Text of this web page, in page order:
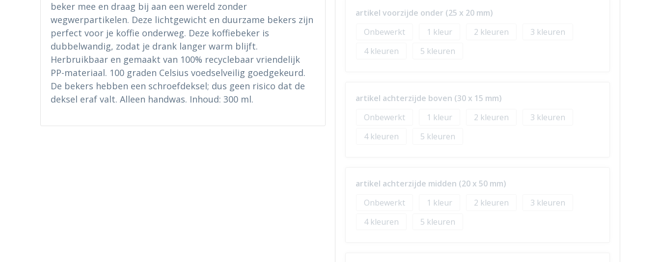
beker mee en draag bij aan een wereld zonder
wegwerpartikelen. Deze lichtgewicht en duurzame bekers zijn
perfect voor je koffie onderweg. Deze koffiebeker is
dubbelwandig, zodat je drank langer warm blijft.
Herbruikbaar en gemaakt van 100% recyclebaar vriendelijk
PP-materiaal. 100 graden Celsius voedselveilig goedgekeurd.
De bekers hebben een schroefdeksel; dus geen risico dat de
deksel eraf valt. Alleen handwas. Inhoud: 300 ml.
artikel voorzijde onder (25 x 20 mm)
Onbewerkt
1 2
3
4
5
artikel achterzijde boven (30 x 15 mm)
Onbewerkt
1 2
3
4
5
artikel achterzijde midden (20 x 50 mm)
Onbewerkt
1 2
3
4
5